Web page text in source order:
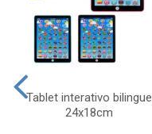
Tablet interativo bilingue
24x18cm